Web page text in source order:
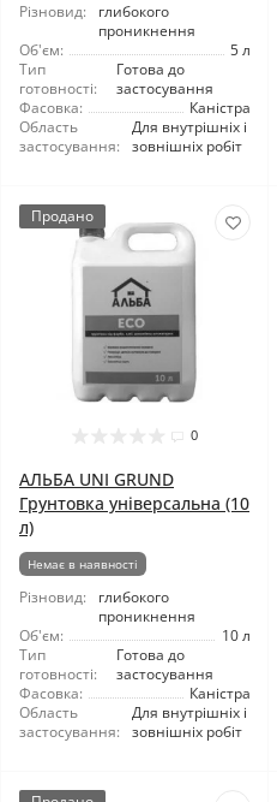
Різновид:
глибокого
проникнення
Об'єм:
5 л
Тип
готовності:
Готова до
застосування
Фасовка:
Каністра
Область
застосування:
Для внутрішніх і
зовнішніх робіт
Продано
0
АЛЬБА UNI GRUND
Грунтовка універсальна (10
л)
Немає в наявності
Різновид:
глибокого
проникнення
Об'єм:
10 л
Тип
готовності:
Готова до
застосування
Фасовка:
Каністра
Область
застосування:
Для внутрішніх і
зовнішніх робіт